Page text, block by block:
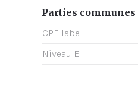
Parties communes
CPE label
Niveau E